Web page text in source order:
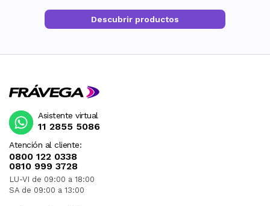
Descubrir productos
Atención al cliente:
0800 122 0338
0810 999 3728
LU-VI de 09:00 a 18:00
SA de 09:00 a 13:00
Asistente virtual
11 2855 5086